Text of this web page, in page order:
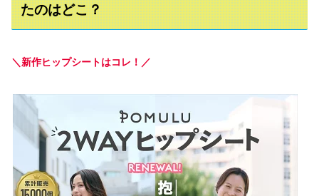
たのはどこ？
＼新作ヒップシートはコレ！／